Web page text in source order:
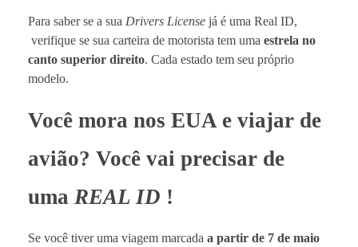
Para saber se a sua Drivers License já é uma Real ID,
verifique se sua carteira de motorista tem uma estrela no
canto superior direito. Cada estado tem seu próprio
modelo.
Você mora nos EUA e viajar de
avião? Você vai precisar de
uma REAL ID !
Se você tiver uma viagem marcada a partir de 7 de maio